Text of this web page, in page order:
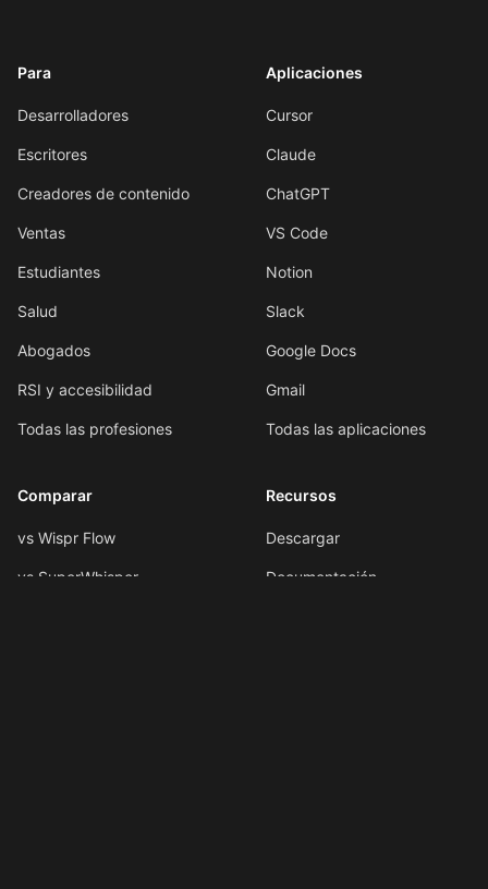
Para
Desarrolladores
Escritores
Creadores de contenido
Ventas
Estudiantes
Salud
Abogados
RSI y accesibilidad
Todas las profesiones
Aplicaciones
Cursor
Claude
ChatGPT
VS Code
Notion
Slack
Google Docs
Gmail
Todas las aplicaciones
Comparar
vs Wispr Flow
vs SuperWhisper
Recursos
Descargar
Documentación